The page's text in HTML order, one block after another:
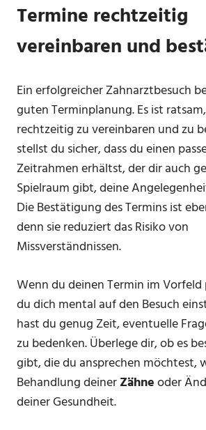
Termine rechtzeitig
vereinbaren und
Ein erfolgreicher Zahnarztbesuch
guten Terminplanung. Es ist
rechtzeitig zu vereinbaren und zu
stellst du sicher, dass du einen
Zeitrahmen erhältst, der dir auch
Spielraum gibt, deine
Die Bestätigung des Termins ist
denn sie reduziert das Risiko von
Missverständnissen.
Wenn du deinen Termin im
du dich mental auf den Besuch
hast du genug Zeit, eventuelle
zu bedenken. Überlege dir, ob es
gibt, die du ansprechen möchtest,
Behandlung deinerZähneoder
deiner Gesundheit.